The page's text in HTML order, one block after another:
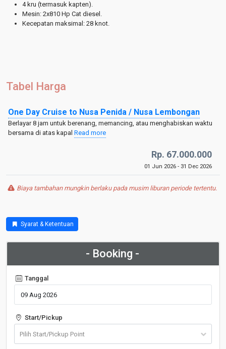
4 kru (termasuk kapten).
Mesin: 2x810 Hp Cat diesel.
Kecepatan maksimal: 28 knot.
Tabel Harga
One Day Cruise to Nusa Penida / Nusa Lembongan
Berlayar 8 jam untuk berenang, memancing, atau menghabiskan waktu
bersama di atas kapal Read more
Rp. 67.000.000
01 Jun 2026 - 31 Dec 2026
Biaya tambahan mungkin berlaku pada musim liburan periode tertentu.
Syarat & Ketentuan
- Booking -
Tanggal
Start/Pickup